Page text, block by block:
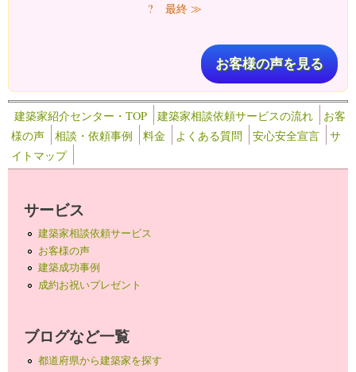
?
最終 ≫
お客様の声を見る
建築家紹介センター・TOP 建築家相談依頼サービスの流れ
お客
様の声
相談・依頼事例 料金 よくある質問 安心安全宣言
サ
イトマップ
サービス
建築家相談依頼サービス
お客様の声
建築成功事例
成約お祝いプレゼント
ブログなど一覧
都道府県から建築家を探す